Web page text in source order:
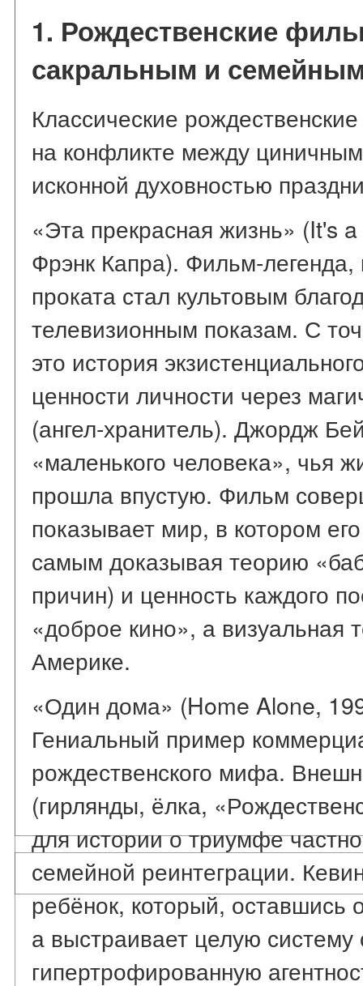
1. Рождественские
сакральным и
Классические
на конфликте между
исконной духовностью
«Эта прекрасная жизнь» (It's
Фрэнк Капра). Фильм-легенда,
проката стал культовым
телевизионным показам. С
это история
ценности личности через
(ангел-хранитель). Джордж
«маленького человека», чья
прошла впустую. Фильм
показывает мир, в котором
самым доказывая теорию
причин) и ценность каждого
«доброе кино», а визуальная
Америке.
«Один дома» (Home Alone,
Гениальный пример
рождественского мифа.
(гирлянды, ёлка,
для истории о триумфе
семейной реинтеграции.
ребёнок, который, оставшись
а выстраивает целую
гипертрофированную